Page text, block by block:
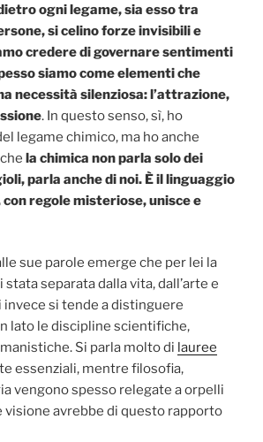
ogni legame, sia esso tra
si celino forze invisibili e
credere di governare sentimenti
siamo come elementi che
necessità silenziosa: l’attrazione,
. In questo senso, sì, ho
legame chimico, ma ho anche
la chimica non parla solo dei
parla anche di noi. È il linguaggio
regole misteriose, unisce e
sue parole emerge che per lei la
stata separata dalla vita, dall’arte e
invece si tende a distinguere
lato le discipline scientifiche,
Si parla molto di lauree
essenziali, mentre filosofia,
vengono spesso relegate a orpelli
visione avrebbe di questo rapporto